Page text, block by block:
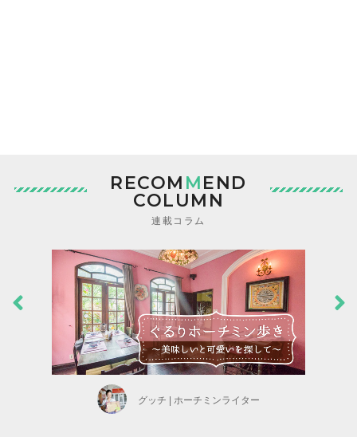
RECOM MEND
COLUMN
連載コラム
グッチ | ホーチミンライター